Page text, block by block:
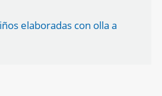
elaboradas con olla a